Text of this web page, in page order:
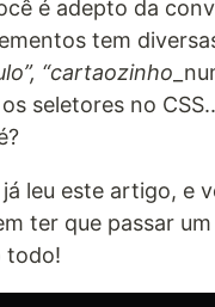
é adepto da
tem
“cartaozinho
seletores no
leu este artigo, e
ter que passar
todo!